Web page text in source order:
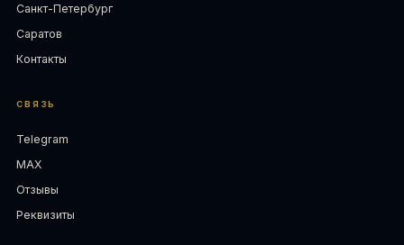
Санкт-Петербург
Саратов
Контакты
СВЯЗЬ
Telegram
MAX
Отзывы
Реквизиты